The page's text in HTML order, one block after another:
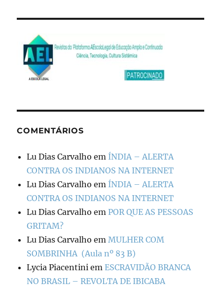
COMENTÁRIOS
Lu Dias Carvalho em ÍNDIA – ALERTA
CONTRA OS INDIANOS NA INTERNET
Lu Dias Carvalho em ÍNDIA – ALERTA
CONTRA OS INDIANOS NA INTERNET
Lu Dias Carvalho em POR QUE AS PESSOAS
GRITAM?
Lu Dias Carvalho em MULHER COM
SOMBRINHA (Aula nº 83 B)
Lycia Piacentini emESCRAVIDÃO BRANCA
NO BRASIL – REVOLTA DE IBICABA